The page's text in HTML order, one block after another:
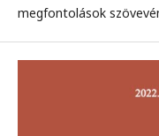
megfontolások